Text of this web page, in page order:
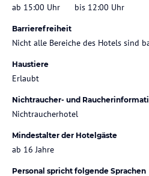
ab 15:00 Uhr bis 12:00 Uhr
Barrierefreiheit
Nicht alle Bereiche des Hotels sind
Haustiere
Erlaubt
Nichtraucher- und
Nichtraucherhotel
Mindestalter der Hotelgäste
ab 16 Jahre
Personal spricht folgende Sprachen